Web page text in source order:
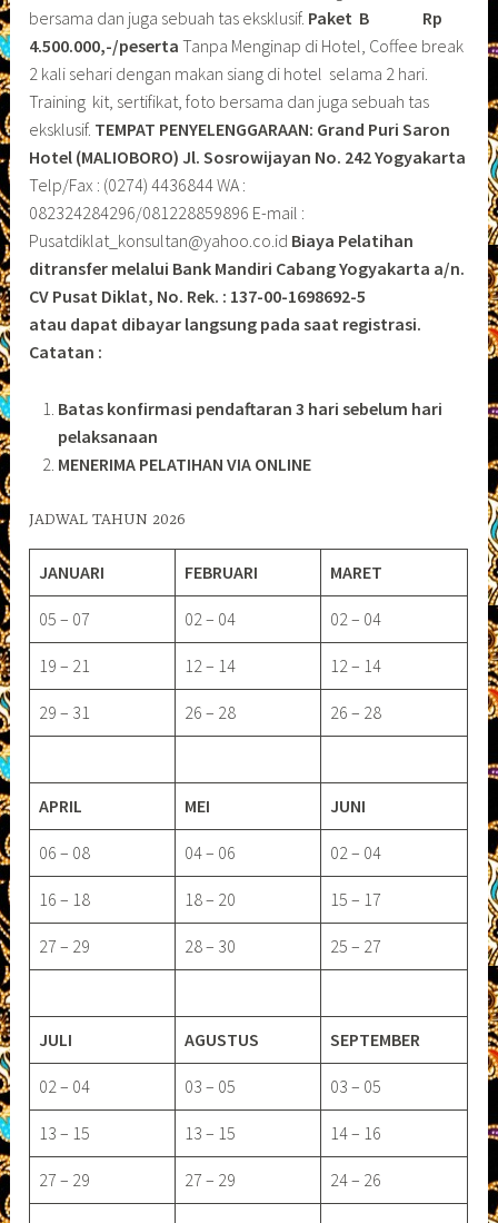
bersama dan juga sebuah tas eksklusif. Paket B
Rp
4.500.000,-/pesertaTanpa Menginap di Hotel, Coffee break
2 kali sehari dengan makan siang di hotel selama 2 hari.
Training kit, sertifikat, foto bersama dan juga sebuah tas
eksklusif. TEMPAT PENYELENGGARAAN: Grand Puri Saron
Hotel (MALIOBORO) Jl. Sosrowijayan No. 242 Yogyakarta
Telp/Fax : (0274) 4436844 WA :
082324284296/081228859896 E-mail :
Pusatdiklat_konsultan@yahoo.co.id Biaya Pelatihan
ditransfer melalui Bank Mandiri Cabang Yogyakarta a/n.
CV Pusat Diklat, No. Rek. : 137-00-1698692-5
atau dapat dibayar langsung pada saat registrasi.
Catatan :
Batas konfirmasi pendaftaran 3 hari sebelum hari
pelaksanaan
MENERIMA PELATIHAN VIA ONLINE
JADWAL TAHUN 2026
JANUARI FEBRUARI MARET
05 – 07 02 – 04 02 – 04
19 – 21 12 – 14 12 – 14
29 – 31 26 – 28 26 – 28
APRIL MEI JUNI
06 – 08 04 – 06 02 – 04
16 – 18 18 – 20 15 – 17
27 – 29 28 – 30 25 – 27
JULI AGUSTUS SEPTEMBER
02 – 04 03 – 05 03 – 05
13 – 15 13 – 15 14 – 16
27 – 29 27 – 29 24 – 26